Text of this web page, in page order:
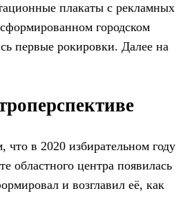
плакаты с рекламных
городском
первые рокировки. Далее на
в 2020 избирательном году
областного центра появилась
и возглавил её, как